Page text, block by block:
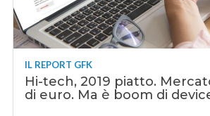
IL REPORT GFK
Hi-tech, 2019 piatto.
di euro. Ma è boom di